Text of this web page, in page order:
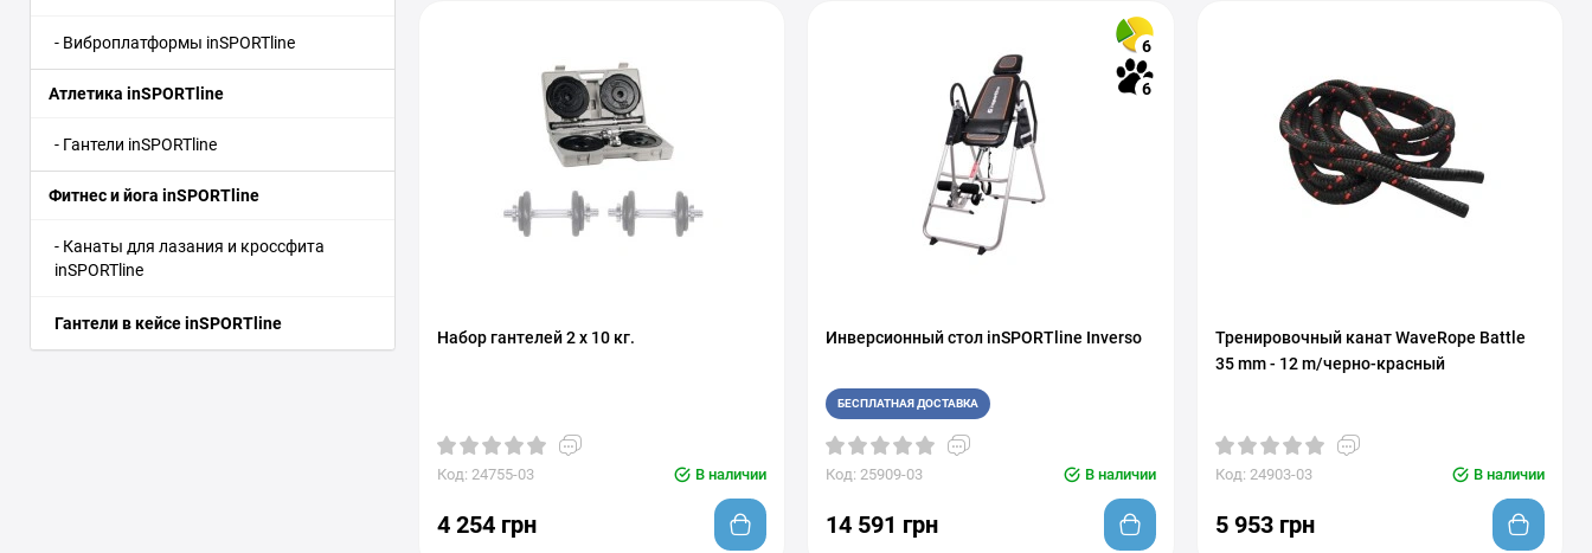
- Виброплатформы inSPORTline
Атлетика inSPORTline
- Гантели inSPORTline
Фитнес и йога inSPORTline
- Канаты для лазания и кроссфита
inSPORTline
Гантели в кейсе inSPORTline
Набор гантелей 2 x 10 кг.
Код: 24755-03 В наличии
4 254 грн
6
6
Инверсионный стол inSPORTline Inverso
БЕСПЛАТНАЯ ДОСТАВКА
Код: 25909-03 В наличии
14 591 грн
Тренировочный канат WaveRope Battle
35 mm - 12 m/черно-красный
Код: 24903-03 В наличии
5 953 грн